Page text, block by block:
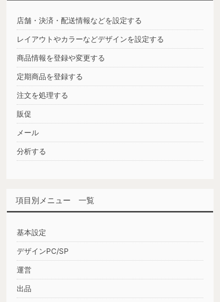
店舗・決済・配送情報などを設定する
レイアウトやカラーなどデザインを設定する
商品情報を登録や変更する
定期商品を登録する
注文を処理する
販促
メール
分析する
項目別メニュー 一覧
基本設定
デザインPC/SP
運営
出品